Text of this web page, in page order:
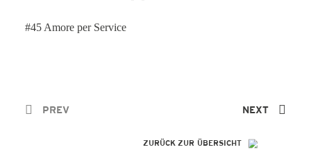
#45 Amore per Service
PREV NEXT
ZURÜCK ZUR ÜBERSICHT